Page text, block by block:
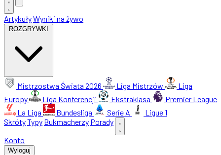
ArtykułyWyniki na żywo
ROZGRYWKI
Mistrzostwa Świata 2026 Liga Mistrzów
Liga
Europy
Liga Konferencji Ekstraklasa
Premier League
La Liga
Bundesliga Serie A
Ligue 1
SkrótyTypy Bukmacherzy Porady
Konto
Wyloguj